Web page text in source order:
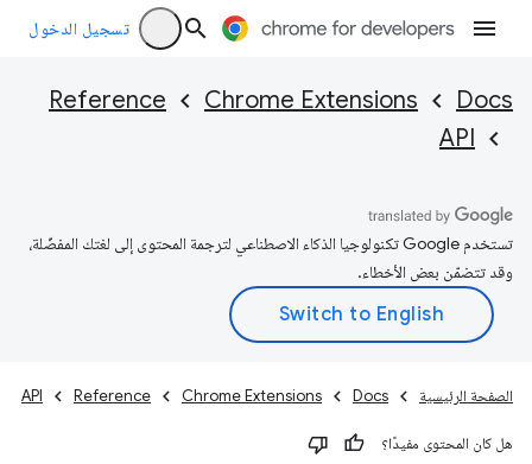
تسجيل الدخول
Docs
Chrome Extensions
Reference
API
تستخدم Google تكنولوجيا الذكاء الاصطناعي لترجمة المحتوى إلى لغتك المفضّلة،
وقد تتضمّن بعض الأخطاء.
الصفحة الرئيسية Docs
Chrome Extensions
Reference
API
هل كان المحتوى مفيدًا؟